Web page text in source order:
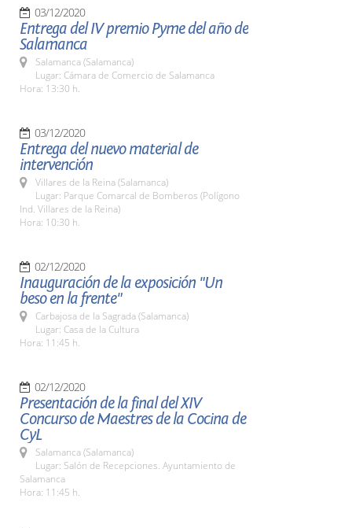
03/12/2020
Entrega del IV premio Pyme del año de
Salamanca
Salamanca (Salamanca)
Lugar: Cámara de Comercio de Salamanca
Hora: 13:30 h.
03/12/2020
Entrega del nuevo material de
intervención
Villares de la Reina (Salamanca)
Lugar: Parque Comarcal de Bomberos (Polígono
Ind. Villares de la Reina)
Hora: 10:30 h.
02/12/2020
Inauguración de la exposición "Un
beso en la frente"
Carbajosa de la Sagrada (Salamanca)
Lugar: Casa de la Cultura
Hora: 11:45 h.
02/12/2020
Presentación de la final del XIV
Concurso de Maestres de la Cocina de
CyL
Salamanca (Salamanca)
Lugar: Salón de Recepciones. Ayuntamiento de
Salamanca
Hora: 11:45 h.